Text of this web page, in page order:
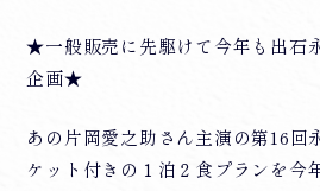
★一般販売に先駆けて今年も出石
企画★
あの片岡愛之助さん主演の第16回
ケット付きの１泊２食プランを今